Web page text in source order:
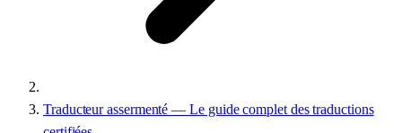
Traducteur assermenté — Le guide complet des traductions